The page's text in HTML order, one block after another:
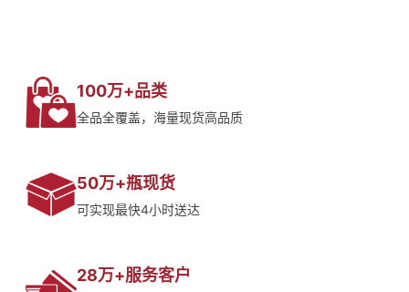
100万+品类
全品全覆盖，海量现货高品质
50万+瓶现货
可实现最快4小时送达
28万+服务客户